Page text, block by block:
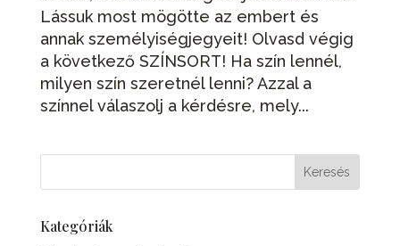
Lássuk most mögötte az embert és
annak személyiségjegyeit! Olvasd végig
a következő SZÍNSORT! Ha szín lennél,
milyen szín szeretnél lenni? Azzal a
színnel válaszolj a kérdésre, mely...
Kategóriák